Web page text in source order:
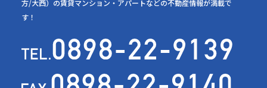
方/大西）の賃貸マンション・アパートなどの不動産情報が満載で
す！